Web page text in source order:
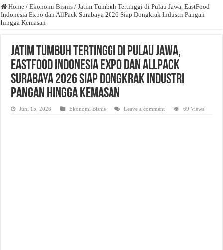
Anda butuh promosi usaha? Kontak ke Email redaksi@bisnisnasional.com
Dibutuhkan Wartawan. Lamaran di-email ke redaksi@bisnisnasional.com
Home / Ekonomi Bisnis / Jatim Tumbuh Tertinggi di Pulau Jawa, EastFood
Indonesia Expo dan AllPack Surabaya 2026 Siap Dongkrak Industri Pangan
hingga Kemasan
Jatim Tumbuh Tertinggi di Pulau Jawa,
EastFood Indonesia Expo dan AllPack
Surabaya 2026 Siap Dongkrak Industri
Pangan hingga Kemasan
Juni 15, 2026 Ekonomi Bisnis Leave a comment 69 Views